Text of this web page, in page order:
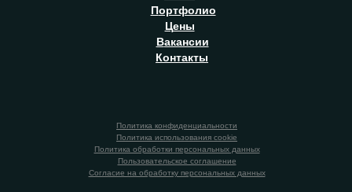
Политика конфиденциальности
Политика использования cookie
Политика обработки персональных данных
Пользовательское соглашение
Согласие на обработку персональных данных
Портфолио
Цены
Вакансии
Контакты